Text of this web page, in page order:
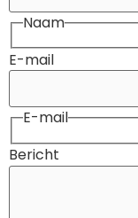
Naam
E-mail
E-mail
Bericht